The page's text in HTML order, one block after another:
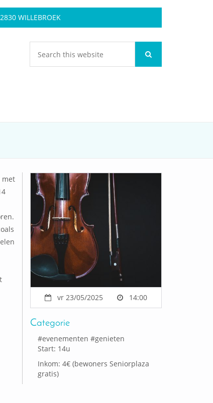
WILLEBROEK
met
vr 23/05/2025 14:00
Categorie
#evenementen #genieten
Start: 14u
Inkom: 4€ (bewoners Seniorplaza
gratis)